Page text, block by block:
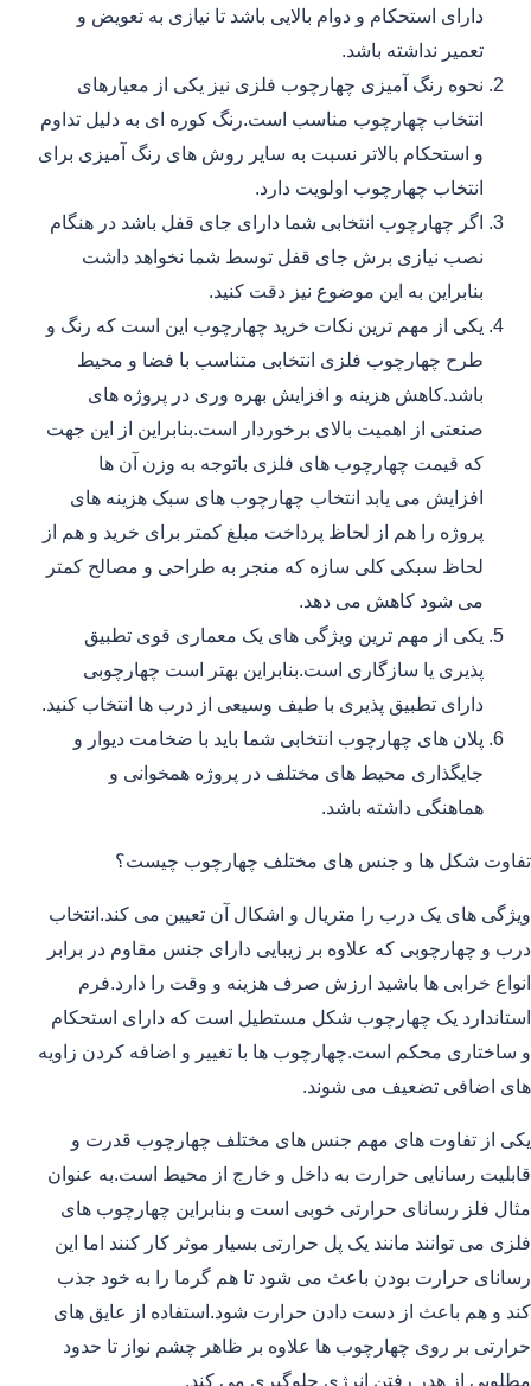
دارای استحکام و دوام بالایی باشد تا نیازی به تعویض و
تعمیر نداشته باشد.
نحوه رنگ آمیزی چهارچوب فلزی نیز یکی از معیارهای
انتخاب چهارچوب مناسب است.رنگ کوره ای به دلیل تداوم
و استحکام بالاتر نسبت به سایر روش های رنگ آمیزی برای
انتخاب چهارچوب اولویت دارد.
اگر چهارچوب انتخابی شما دارای جای قفل باشد در هنگام
نصب نیازی برش جای قفل توسط شما نخواهد داشت
بنابراین به این موضوع نیز دقت کنید.
یکی از مهم ترین نکات خرید چهارچوب این است که رنگ و
طرح چهارچوب فلزی انتخابی متناسب با فضا و محیط
باشد.کاهش هزینه و افزایش بهره وری در پروژه های
صنعتی از اهمیت بالای برخوردار است.بنابراین از این جهت
که قیمت چهارچوب های فلزی باتوجه به وزن آن ها
افزایش می یابد انتخاب چهارچوب های سبک هزینه های
پروژه را هم از لحاظ پرداخت مبلغ کمتر برای خرید و هم از
لحاظ سبکی کلی سازه که منجر به طراحی و مصالح کمتر
می شود کاهش می دهد.
یکی از مهم ترین ویژگی های یک معماری قوی تطبیق
پذیری یا سازگاری است.بنابراین بهتر است چهارچوبی
دارای تطبیق پذیری با طیف وسیعی از درب ها انتخاب کنید.
پلان های چهارچوب انتخابی شما باید با ضخامت دیوار و
جایگذاری محیط های مختلف در پروژه همخوانی و
هماهنگی داشته باشد.
تفاوت شکل ها و جنس های مختلف چهارچوب چیست؟
ویژگی های یک درب را متریال و اشکال آن تعیین می کند.انتخاب
درب و چهارچوبی که علاوه بر زیبایی دارای جنس مقاوم در برابر
انواع خرابی ها باشید ارزش صرف هزینه و وقت را دارد.فرم
استاندارد یک چهارچوب شکل مستطیل است که دارای استحکام
و ساختاری محکم است.چهارچوب ها با تغییر و اضافه کردن زاویه
های اضافی تضعیف می شوند.
یکی از تفاوت های مهم جنس های مختلف چهارچوب قدرت و
قابلیت رسانایی حرارت به داخل و خارج از محیط است.به عنوان
مثال فلز رسانای حرارتی خوبی است و بنابراین چهارچوب های
فلزی می توانند مانند یک پل حرارتی بسیار موثر کار کنند اما این
رسانای حرارت بودن باعث می شود تا هم گرما را به خود جذب
کند و هم باعث از دست دادن حرارت شود.استفاده از عایق های
حرارتی بر روی چهارچوب ها علاوه بر ظاهر چشم نواز تا حدود
مطلوبی از هدر رفتن انرژی جلوگیری می کند.